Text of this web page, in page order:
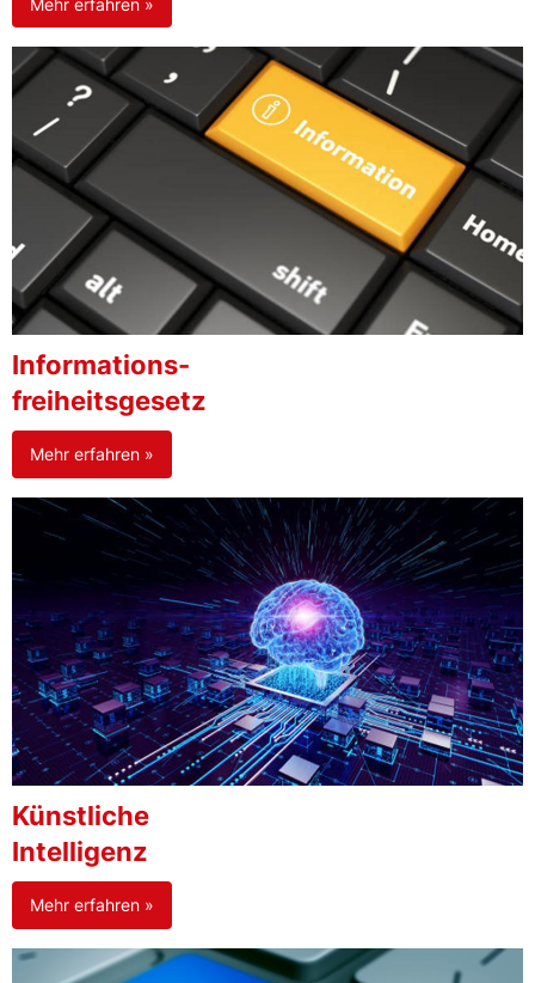
Informations-
freiheitsgesetz
Mehr erfahren »
Künstliche
Intelligenz
Mehr erfahren »